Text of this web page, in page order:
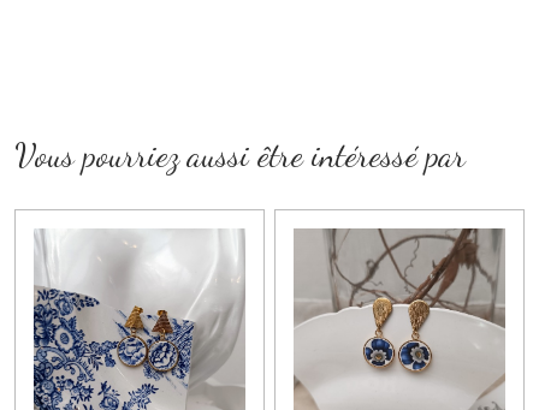
Vous pourriez aussi être intéressé par